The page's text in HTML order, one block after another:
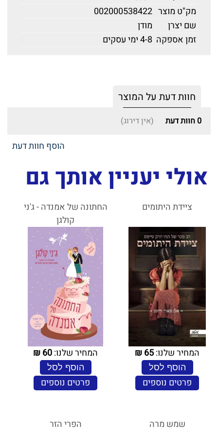
מק"ט מוצר 002000538422
שם יצרן
מודן
זמן אספקה 4-8 ימי עסקים
חוות דעת על המוצר
0 חוות דעת (אין דירוג)
הוסף חוות דעת
אולי יעניין אותך גם
ציידת היתומים
המחיר שלנו:65
₪
הוסף לסל
פרטים נוספים
החתונה של אמנדה - ג'ני
קולגן
המחיר שלנו:60
₪
הוסף לסל
פרטים נוספים
שמש מרה הפרי הזר